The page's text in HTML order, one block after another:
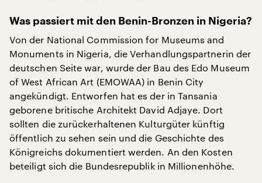
Was passiert mit den Benin-Bronzen in Nigeria?
Von der National Commission for Museums and
Monuments in Nigeria, die Verhandlungspartnerin der
deutschen Seite war, wurde der Bau des Edo Museum
of West African Art (EMOWAA) in Benin City
angekündigt. Entworfen hat es der in Tansania
geborene britische Architekt David Adjaye. Dort
sollten die zurückerhaltenen Kulturgüter künftig
öffentlich zu sehen sein und die Geschichte des
Königreichs dokumentiert werden. An den Kosten
beteiligt sich die Bundesrepublik in Millionenhöhe.